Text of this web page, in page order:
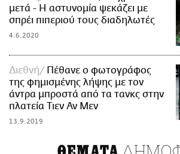
μετά - Η αστυνομία ψεκάζει με
σπρέι πιπεριού τους διαδηλωτές
4.6.2020
Διεθνή
Πέθανε ο φωτογράφος
της φημισμένης λήψης με τον
άντρα μπροστά από τα τανκς στην
πλατεία Τιεν Αν Μεν
13.9.2019